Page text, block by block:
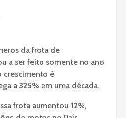
da frota de
a ser feito somente no ano
crescimento é
a 325% em uma década.
frota aumentou 12%,